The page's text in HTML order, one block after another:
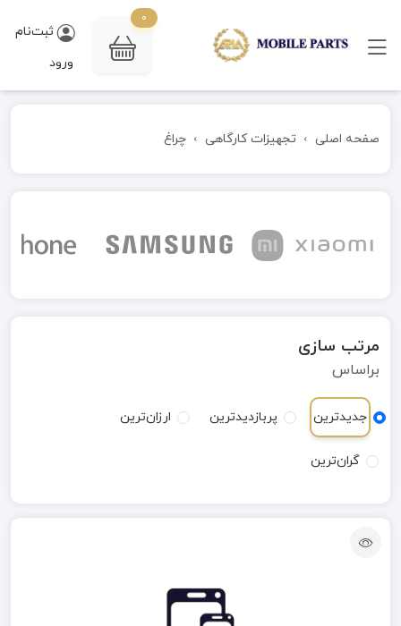
0
ثبت‌نام
ورود
صفحه اصلی تجهیزات کارگاهی چراغ
مرتب سازی
براساس
جدیدترین پربازدیدترین ارزان‌ترین
گران‌ترین